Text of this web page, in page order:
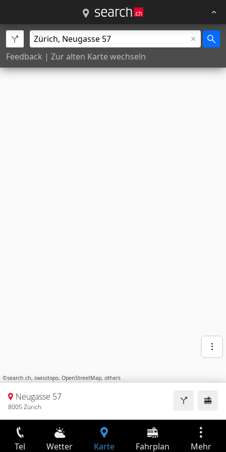
Feedback | Zur alten Karte wechseln
©search.ch, swisstopo, OpenStreetMap, others
Neugasse 57
8005 Zürich
Tel Wetter Karte Fahrplan Mehr